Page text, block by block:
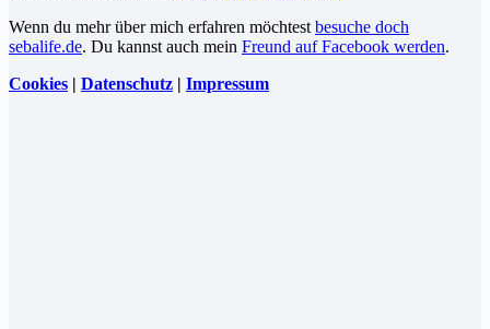
Wenn du mehr über mich erfahren möchtest besuche doch
sebalife.de. Du kannst auch mein Freund auf Facebook werden.
Cookies | Datenschutz | Impressum